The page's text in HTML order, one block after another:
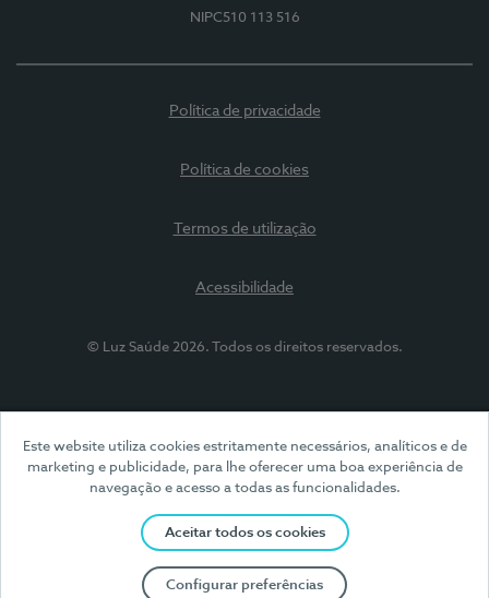
Este website utiliza cookies estritamente necessários, analíticos e de
marketing e publicidade, para lhe oferecer uma boa experiência de
navegação e acesso a todas as funcionalidades.
Aceitar todos os cookies
Configurar preferências
NIPC510 113 516
Política de privacidade
Política de cookies
Termos de utilização
Acessibilidade
© Luz Saúde 2026. Todos os direitos reservados.